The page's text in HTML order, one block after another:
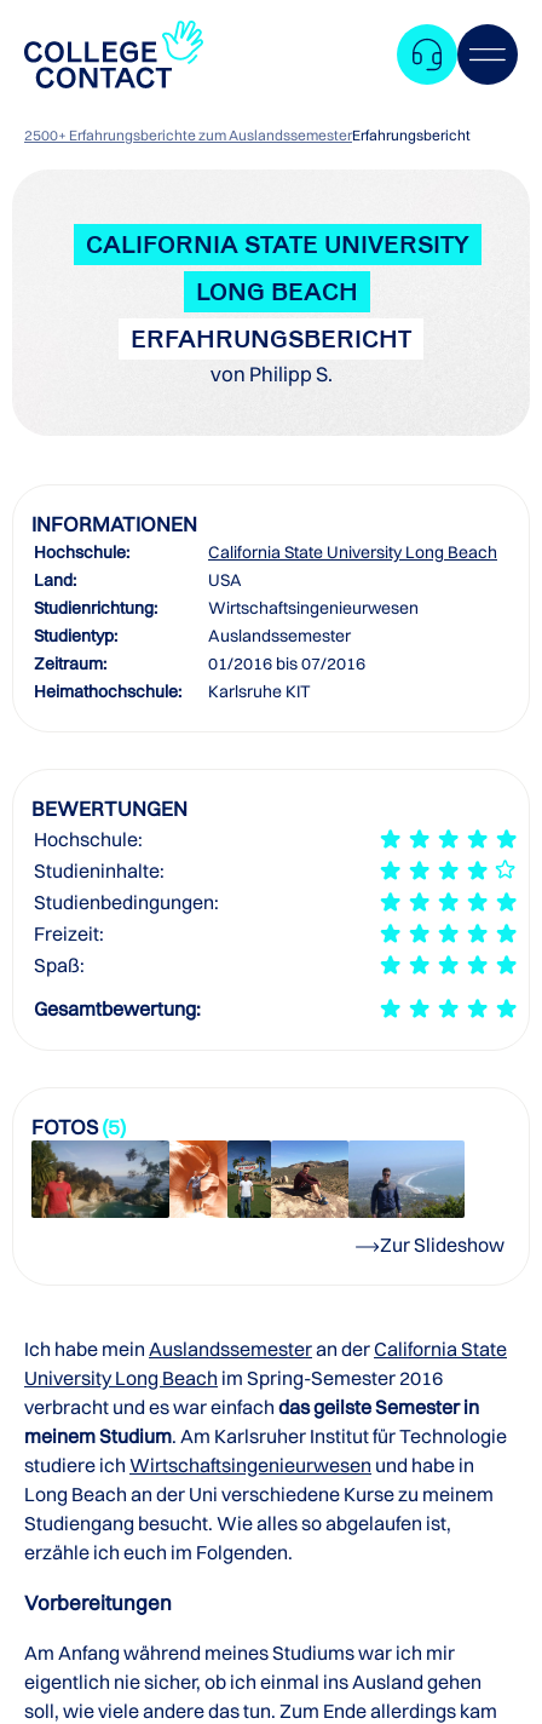
2500+ Erfahrungsberichte zum AuslandssemesterErfahrungsbericht
CALIFORNIA STATE UNIVERSITY
LONG BEACH
ERFAHRUNGSBERICHT
von Philipp S.
INFORMATIONEN
Hochschule:
California State University Long Beach
Land:
USA
Studienrichtung:
Wirtschaftsingenieurwesen
Studientyp:
Auslandssemester
Zeitraum:
01/2016 bis 07/2016
Heimathochschule:
Karlsruhe KIT
BEWERTUNGEN
Hochschule:
Studieninhalte:
Studienbedingungen:
Freizeit:
Spaß:
Gesamtbewertung:
FOTOS(5)
Zur Slideshow
Ich habe mein Auslandssemesteran derCalifornia State
University Long Beach im Spring-Semester 2016
verbracht und es war einfach das geilste Semester in
meinem Studium. Am Karlsruher Institut für Technologie
studiere ich Wirtschaftsingenieurwesen und habe in
Long Beach an der Uni verschiedene Kurse zu meinem
Studiengang besucht. Wie alles so abgelaufen ist,
erzähle ich euch im Folgenden.
Vorbereitungen
Am Anfang während meines Studiums war ich mir
eigentlich nie sicher, ob ich einmal ins Ausland gehen
soll, wie viele andere das tun. Zum Ende allerdings kam